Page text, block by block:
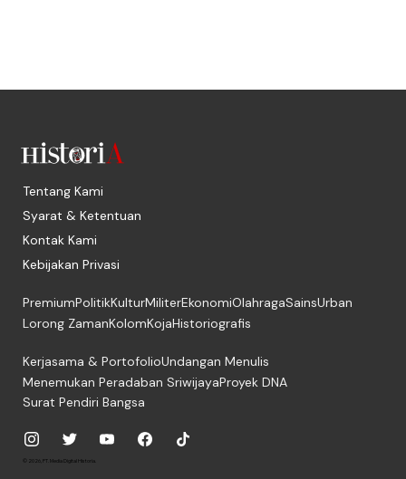
Tentang Kami
Syarat & Ketentuan
Kontak Kami
Kebijakan Privasi
PremiumPolitikKulturMiliterEkonomiOlahragaSainsUrban
Lorong ZamanKolomKojaHistoriografis
Kerjasama & PortofolioUndangan Menulis
Menemukan Peradaban SriwijayaProyek DNA
Surat Pendiri Bangsa
© 2026, PT. Media Digital Historia.